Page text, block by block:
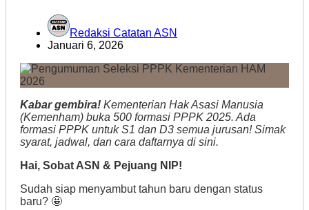
Redaksi Catatan ASN
Januari 6, 2026
Kabar gembira! Kementerian Hak Asasi Manusia
(Kemenham) buka 500 formasi PPPK 2025. Ada
formasi PPPK untuk S1 dan D3 semua jurusan! Simak
syarat, jadwal, dan cara daftarnya di sini.
Hai, Sobat ASN & Pejuang NIP!
Sudah siap menyambut tahun baru dengan status
baru? 🤩